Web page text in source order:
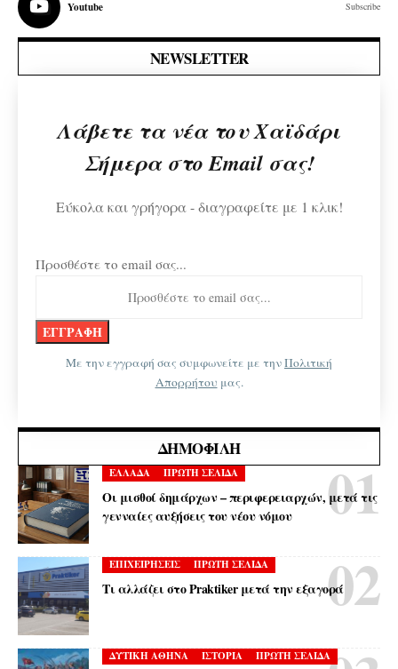
Youtube Subscribe
NEWSLETTER
Λάβετε τα νέα του Χαϊδάρι
Σήμερα στο Email σας!
Εύκολα και γρήγορα - διαγραφείτε με 1 κλικ!
Προσθέστε το email σας...
Με την εγγραφή σας συμφωνείτε με τηνΠολιτική
Απορρήτου μας.
ΔΗΜΟΦΙΛΉ
ΕΛΛΑΔΑ ΠΡΩΤΗ ΣΕΛΙΔΑ
Οι μισθοί δημάρχων – περιφερειαρχών, μετά τις
γενναίες αυξήσεις του νέου νόμου
ΕΠΙΧΕΙΡΗΣΕΙΣ ΠΡΩΤΗ ΣΕΛΙΔΑ
Τι αλλάζει στο Praktiker μετά την εξαγορά
ΔΥΤΙΚΗ ΑΘΗΝΑ ΙΣΤΟΡΙΑ ΠΡΩΤΗ ΣΕΛΙΔΑ